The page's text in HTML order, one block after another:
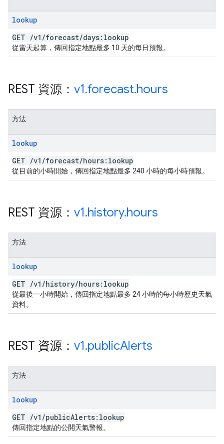
lookup
GET /v1 /forecast/days:lookup
從當天起算，傳回指定地點最多 10 天的每日預報。
REST 資源： v1.forecast.hours
方法
lookup
GET /v1 /forecast/hours:lookup
從目前的小時開始，傳回指定地點最多 240 小時的每小時預報。
REST 資源： v1.history.hours
方法
lookup
GET /v1 /history/hours:lookup
從最後一小時開始，傳回指定地點最多 24 小時的每小時歷史天氣
資料。
REST 資源： v1.publicAlerts
方法
lookup
GET /v1 /publicAlerts:lookup
傳回指定地點的公開天氣警報。